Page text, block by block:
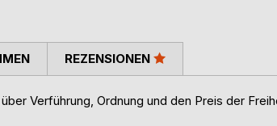
Verführung, Ordnung und den Preis der
REZENSIONEN